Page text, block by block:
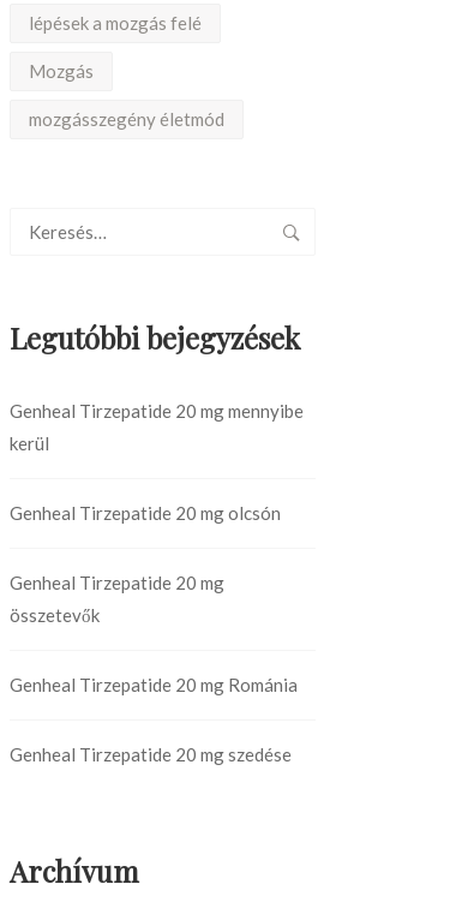
lépések a mozgás felé
Mozgás
mozgásszegény életmód
Legutóbbi bejegyzések
Genheal Tirzepatide 20 mg mennyibe
kerül
Genheal Tirzepatide 20 mg olcsón
Genheal Tirzepatide 20 mg
összetevők
Genheal Tirzepatide 20 mg Románia
Genheal Tirzepatide 20 mg szedése
Archívum